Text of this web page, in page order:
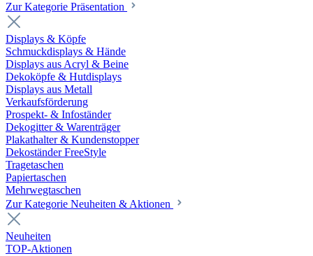
Zur Kategorie Präsentation
Displays & Köpfe
Schmuckdisplays & Hände
Displays aus Acryl & Beine
Dekoköpfe & Hutdisplays
Displays aus Metall
Verkaufsförderung
Prospekt- & Infoständer
Dekogitter & Warenträger
Plakathalter & Kundenstopper
Dekoständer FreeStyle
Tragetaschen
Papiertaschen
Mehrwegtaschen
Zur Kategorie Neuheiten & Aktionen
Neuheiten
TOP-Aktionen